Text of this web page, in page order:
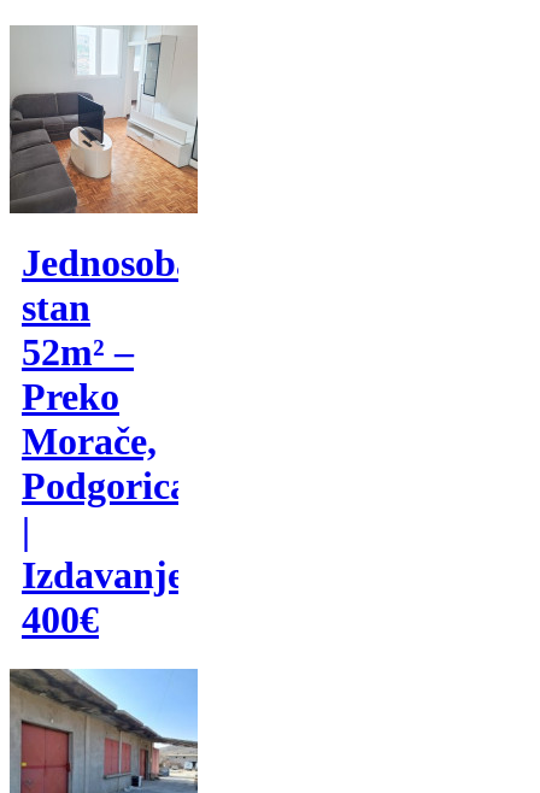
Jednosoban
stan
52m² –
Preko
Morače,
Podgorica
|
Izdavanje
400€